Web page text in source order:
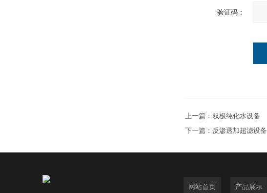
验证码：
上一篇： 双极纯化水设备
下一篇： 反渗透加超滤设备
网站首页 产品展示